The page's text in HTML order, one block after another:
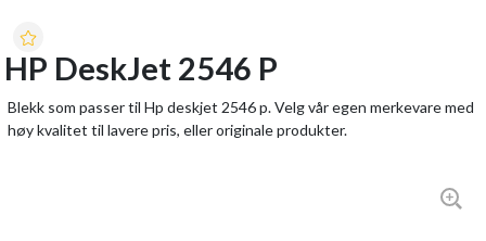
HP DeskJet 2546 P
Blekk som passer til Hp deskjet 2546 p. Velg vår egen merkevare med
høy kvalitet til lavere pris, eller originale produkter.